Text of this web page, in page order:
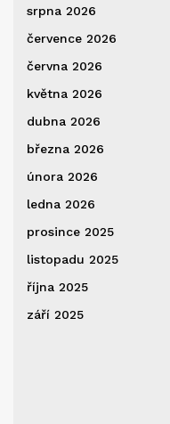
srpna 2026
července 2026
června 2026
května 2026
dubna 2026
března 2026
února 2026
ledna 2026
prosince 2025
listopadu 2025
října 2025
září 2025